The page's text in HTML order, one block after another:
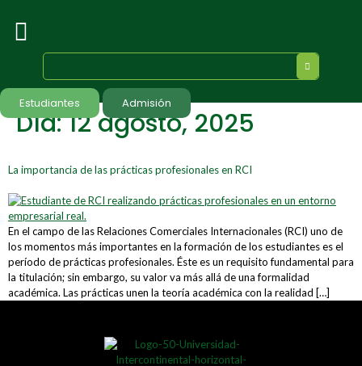
Estudiantes Admisión
Día:12 agosto, 2025
La importancia de las prácticas profesionales en RCI
En el campo de las Relaciones Comerciales Internacionales (RCI) uno de
los momentos más importantes en la formación de los estudiantes es el
período de prácticas profesionales. Éste es un requisito fundamental para
la titulación; sin embargo, su valor va más allá de una formalidad
académica. Las prácticas unen la teoría académica con la realidad […]